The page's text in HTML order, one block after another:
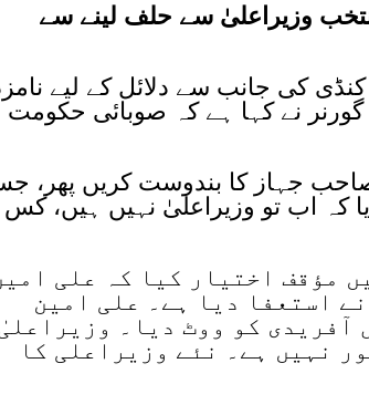
وزیراعلیٰ سے حلف لینے سے
کی جانب سے دلائل کے لیے
گورنر نے کہا ہے کہ صوبائی حکومت
جہاز کا بندوست کریں پھر،
کہ اب تو وزیراعلیٰ نہیں ہیں، کس
مؤقف اختیار کیا کہ علی
استعفا دیا ہے۔ علی امین
آفریدی کو ووٹ دیا۔
نہیں ہے۔ نئے وزیراعلی کا